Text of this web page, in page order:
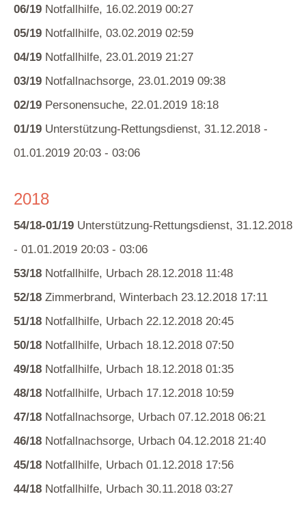
06/19 Notfallhilfe, 16.02.2019 00:27
05/19 Notfallhilfe, 03.02.2019 02:59
04/19 Notfallhilfe, 23.01.2019 21:27
03/19 Notfallnachsorge, 23.01.2019 09:38
02/19 Personensuche, 22.01.2019 18:18
01/19 Unterstützung-Rettungsdienst, 31.12.2018 -
01.01.2019 20:03 - 03:06
2018
54/18-01/19 Unterstützung-Rettungsdienst, 31.12.2018
- 01.01.2019 20:03 - 03:06
53/18 Notfallhilfe, Urbach 28.12.2018 11:48
52/18 Zimmerbrand, Winterbach 23.12.2018 17:11
51/18 Notfallhilfe, Urbach 22.12.2018 20:45
50/18 Notfallhilfe, Urbach 18.12.2018 07:50
49/18 Notfallhilfe, Urbach 18.12.2018 01:35
48/18 Notfallhilfe, Urbach 17.12.2018 10:59
47/18 Notfallnachsorge, Urbach 07.12.2018 06:21
46/18 Notfallnachsorge, Urbach 04.12.2018 21:40
45/18 Notfallhilfe, Urbach 01.12.2018 17:56
44/18 Notfallhilfe, Urbach 30.11.2018 03:27